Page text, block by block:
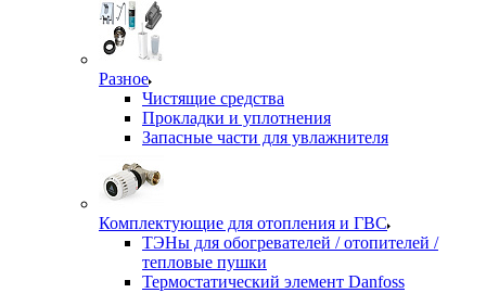
Разное
Чистящие средства
Прокладки и уплотнения
Запасные части для увлажнителя
Комплектующие для отопления и ГВС
ТЭНы для обогревателей / отопителей /
тепловые пушки
Термостатический элемент Danfoss